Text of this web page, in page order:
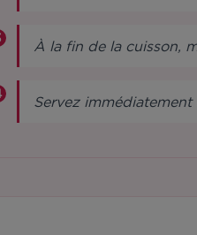
À la fin de la cuisson,
Servez